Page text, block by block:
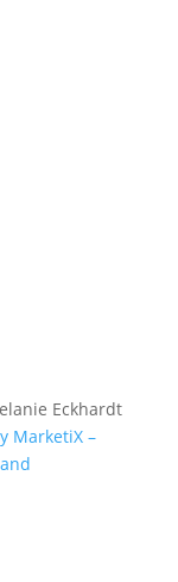
Eckhardt
MarketiX –